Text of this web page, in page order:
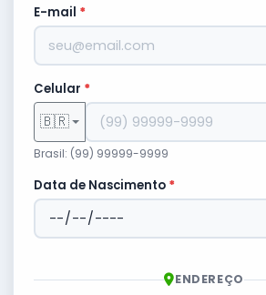
E-mail *
Celular *
🇧🇷
Brasil: (99) 99999-9999
Data de Nascimento *
ENDEREÇO